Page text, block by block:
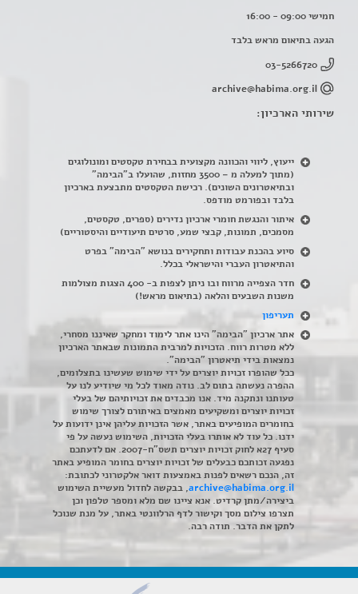
חמישי 09:00 - 16:00
הגעה בתיאום מראש בלבד
03-5266720
archive@habima.org.il
שירותי הארכיון:
ייעוץ, ליווי והכוונה מקצועית בבחירת טקסטים ומונולוגים
(מתוך למעלה מ – 3500 מחזות, שהועלו ב"הבימה"
ובתיאטרונים השונים). רכישת הטקסטים מתבצעת בארכיון
בלבד ובפורמט מודפס.
איתור והנגשת חומרי ארכיון נדירים (ספרים, טקסטים,
מסמכים, תמונות, קבצי שמע, סרטים תיעודיים והיסטוריים)
סיוע בהכנת עבודות ותחקירים בנושא "הבימה" בפרט
והתיאטרון העברי והישראלי בכלל.
חדר הצפייה מרווח ובו ניתן לצפות ב- 400 הצגות מצולמות
משנות השבעים והלאה (בתיאום מראש!)
תעריפון
אתר ארכיון "הבימה" הינו אתר לימוד ומחקר שאיננו מסחרי,
ללא מטרות רווח. הזכויות למרבית התמונות שבאתר הארכיון
נמצאות בידי תיאטרון "הבימה".
ככל שהופרו זכויות יוצרים על ידי שימוש שעשינו בתצלומים,
ההפרה נעשתה בתום לב. נודה מאוד לכל מי שיודיע לנו על
טעותנו ונתקנה מיד. אנו מכבדים את זכויותיהם של בעלי
זכויות יוצרים ומשקיעים מאמצים באיתורם לצורך שימוש
בחומרים המופיעים באתר, אשר הזכויות עליהן אינן ידועות על
ידנו. כל עוד לא אותרו בעלי הזכויות, השימוש נעשה על פי
סעיף 27א לחוק זכויות יוצרים תשס"ח-2007. אם לדעתכם
נפגעה זכותכם כבעלים של זכויות יוצרים בחומר המופיע באתר
זה, הנכם רשאים לפנות באמצעות דואר אלקטרוני לכתובת:
archive@habima.org.il, בבקשה לחדול מעשיית השימוש
ביצירה/מתן קרדיט. אנא ציינו שם מלא ומספר טלפון וכן
תצרפו צילום מסך וקישור לדף הרלוונטי באתר, על מנת שנוכל
לתקן את הדבר. תודה רבה.